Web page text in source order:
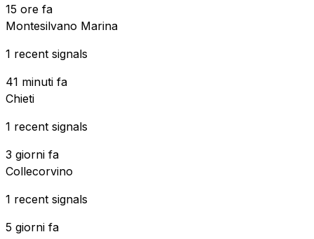
15 ore fa
Montesilvano Marina
1 recent signals
41 minuti fa
Chieti
1 recent signals
3 giorni fa
Collecorvino
1 recent signals
5 giorni fa